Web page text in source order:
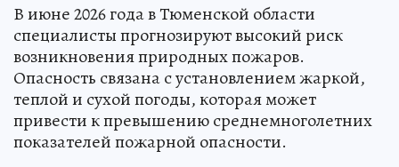
В июне 2026 года в Тюменской области
специалисты прогнозируют высокий риск
возникновения природных пожаров.
Опасность связана с установлением жаркой,
теплой и сухой погоды, которая может
привести к превышению среднемноголетних
показателей пожарной опасности.